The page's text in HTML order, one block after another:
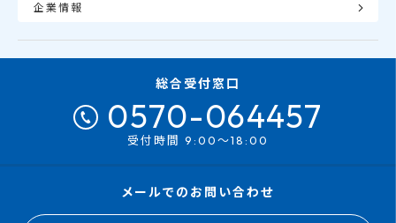
企業情報
総合受付窓口
0570-064457
受付時間 9:00～18:00
メールでのお問い合わせ